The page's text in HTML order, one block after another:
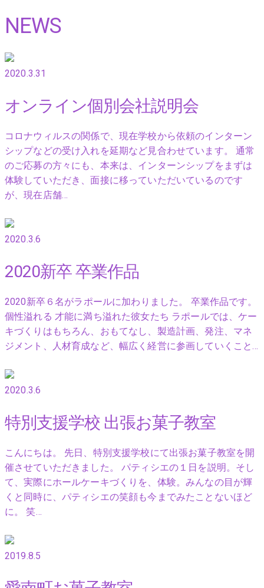
NEWS
2020.3.31
オンライン個別会社説明会
コロナウィルスの関係で、現在学校から依頼のインターン
シップなどの受け入れを延期など見合わせています。 通常
のご応募の方々にも、本来は、インターンシップをまずは
体験していただき、面接に移っていただいているのです
が、現在店舗…
2020.3.6
2020新卒 卒業作品
2020新卒６名がラポールに加わりました。 卒業作品です。
個性溢れる 才能に満ち溢れた彼女たち ラポールでは、ケー
キづくりはもちろん、おもてなし、製造計画、発注、マネ
ジメント、人材育成など、幅広く経営に参画していくこと…
2020.3.6
特別支援学校 出張お菓子教室
こんにちは。 先日、特別支援学校にて出張お菓子教室を開
催させていただきました。 パティシエの１日を説明。そし
て、実際にホールケーキづくりを、体験。みんなの目が輝
くと同時に、パティシエの笑顔も今までみたことないほど
に。 笑…
2019.8.5